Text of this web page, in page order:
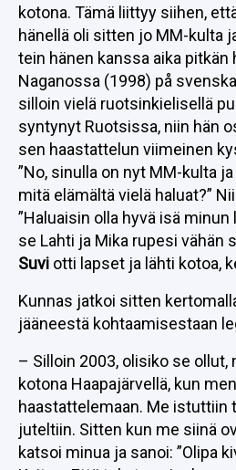
kotona. Tämä liittyy siihen,
hänellä oli sitten jo MM-kulta
tein hänen kanssa aika pitkän
Naganossa (1998) på
silloin vielä ruotsinkielisellä
syntynyt Ruotsissa, niin hän
sen haastattelun viimeinen
”No, sinulla on nyt MM-kulta
mitä elämältä vielä haluat?”
”Haluaisin olla hyvä isä
se Lahti ja Mika rupesi vähän
Suvi otti lapset ja lähti kotoa,
Kunnas jatkoi sitten
jääneestä kohtaamisestaan
– Silloin 2003, olisiko se ollut,
kotona Haapajärvellä, kun
haastattelemaan. Me istuttiin
juteltiin. Sitten kun me siinä
katsoi minua ja sanoi: ”Olipa